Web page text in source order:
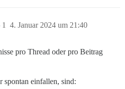
4. Januar 2024 um 21:40
1
pro Thread oder pro Beitrag
einfallen, sind: